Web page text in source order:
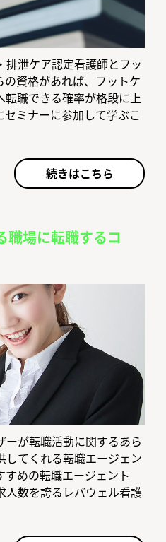
排泄ケア認定看護師とフッ
の資格があれば、フットケ
転職できる確率が格段に上
ミナーに参加して学ぶこ
続きはこちら
職場に転職するコ
が転職活動に関するあら
してくれる転職エージェン
すめの転職エージェント
人数を誇るレバウェル看護